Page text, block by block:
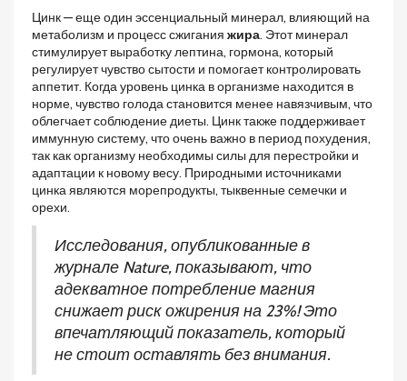
Цинк — еще один эссенциальный минерал, влияющий на
метаболизм и процесс сжигания жира. Этот минерал
стимулирует выработку лептина, гормона, который
регулирует чувство сытости и помогает контролировать
аппетит. Когда уровень цинка в организме находится в
норме, чувство голода становится менее навязчивым, что
облегчает соблюдение диеты. Цинк также поддерживает
иммунную систему, что очень важно в период похудения,
так как организму необходимы силы для перестройки и
адаптации к новому весу. Природными источниками
цинка являются морепродукты, тыквенные семечки и
орехи.
Исследования, опубликованные в
журнале Nature, показывают, что
адекватное потребление магния
снижает риск ожирения на 23%! Это
впечатляющий показатель, который
не стоит оставлять без внимания.